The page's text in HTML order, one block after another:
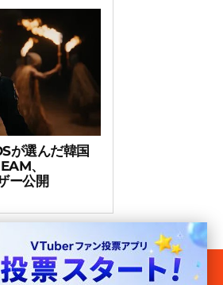
が選んだ韓国
、
ー公開